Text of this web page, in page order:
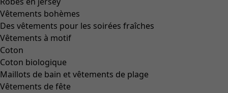
Vêtements bohèmes
Des vêtements pour les soirées fraîches
Vêtements à motif
Coton
Coton biologique
Maillots de bain et vêtements de plage
Vêtements de fête